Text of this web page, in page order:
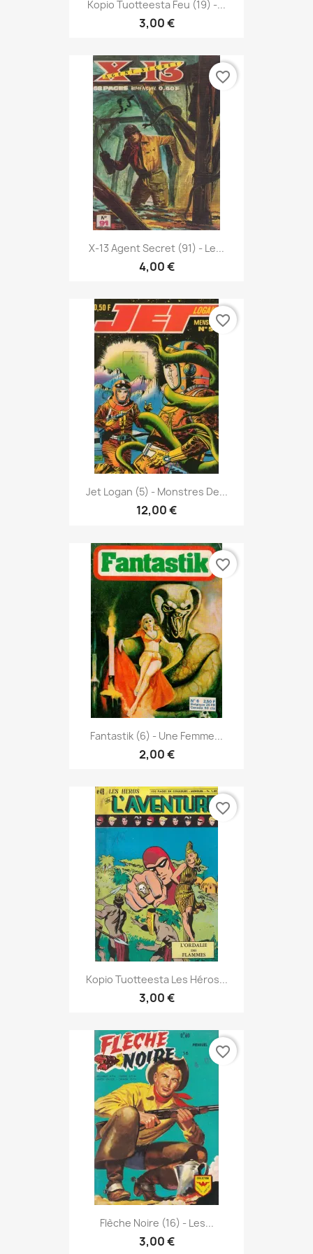
Kopio Tuotteesta Feu (19) -...
3,00 €
X-13 Agent Secret (91) - Le...
4,00 €
favorite_border
Jet Logan (5) - Monstres De...
12,00 €
favorite_border
Fantastik (6) - Une Femme...
2,00 €
favorite_border
Kopio Tuotteesta Les Héros...
3,00 €
favorite_border
Flèche Noire (16) - Les...
3,00 €
favorite_border